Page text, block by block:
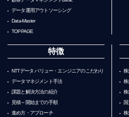
データ運用アウトソーシング
Data-Master
TOPPAGE
特徴
NTTデータ バリュー・エンジニアのこだわり
データマネジメント手法
課題と解決方法の紹介
見積～開始までの手順
進め方・アプローチ
株
株
株
株